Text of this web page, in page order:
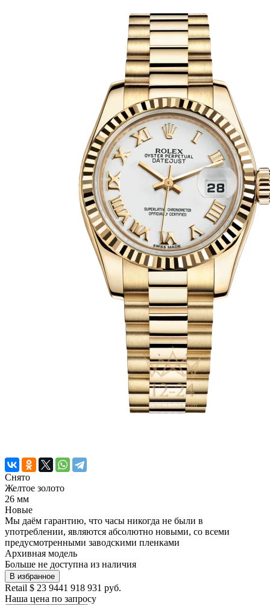
Снято
Желтое золото
26 мм
Новые
Мы даём гарантию, что часы никогда не были в
употреблении, являются абсолютно новыми, со всеми
предусмотренными заводскими пленками
Архивная модель
Больше не доступна из наличия
В избранное
Retail $ 23 9441 918 931 руб.
Наша цена по запросу